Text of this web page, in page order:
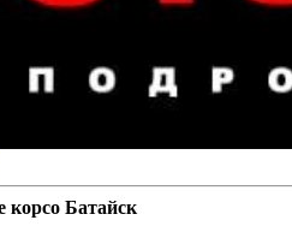
корсо Батайск